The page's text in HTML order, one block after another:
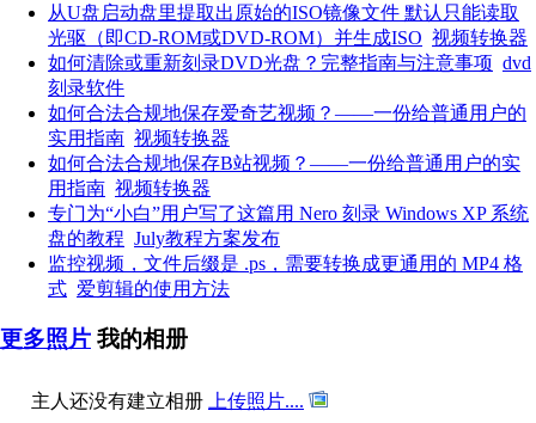
从U盘启动盘里提取出原始的ISO镜像文件 默认只能读取
光驱（即CD-ROM或DVD-ROM）并生成ISO 视频转换器
如何清除或重新刻录DVD光盘？完整指南与注意事项 dvd
刻录软件
如何合法合规地保存爱奇艺视频？——一份给普通用户的
实用指南 视频转换器
如何合法合规地保存B站视频？——一份给普通用户的实
用指南 视频转换器
专门为“小白”用户写了这篇用 Nero 刻录 Windows XP 系统
盘的教程 July教程方案发布
监控视频，文件后缀是 .ps，需要转换成更通用的 MP4 格
式 爱剪辑的使用方法
更多照片 我的相册
主人还没有建立相册 上传照片....